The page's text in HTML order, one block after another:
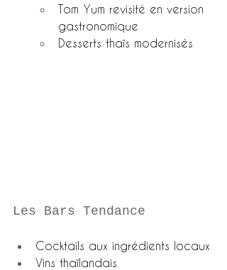
Tom Yum revisité en version
gastronomique
Desserts thaïs modernisés
Les Bars Tendance
Cocktails aux ingrédients locaux
Vins thaïlandais